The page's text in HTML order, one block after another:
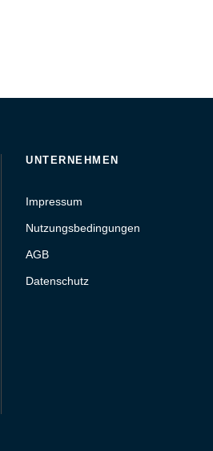
UNTERNEHMEN
Impressum
Nutzungsbedingungen
AGB
Datenschutz